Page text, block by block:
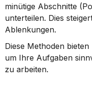
minütige Abschnitte
unterteilen. Dies
Ablenkungen.
Diese Methoden
um Ihre Aufgaben
zu arbeiten.